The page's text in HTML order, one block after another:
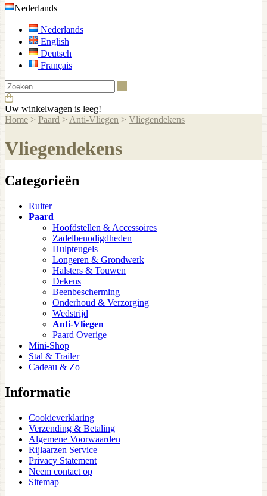
Nederlands
Nederlands
English
Deutsch
Français
Uw winkelwagen is leeg!
Home > Paard > Anti-Vliegen > Vliegendekens
Vliegendekens
Categorieën
Ruiter
Paard
Hoofdstellen & Accessoires
Zadelbenodigdheden
Hulpteugels
Longeren & Grondwerk
Halsters & Touwen
Dekens
Beenbescherming
Onderhoud & Verzorging
Wedstrijd
Anti-Vliegen
Paard Overige
Mini-Shop
Stal & Trailer
Cadeau & Zo
Informatie
Cookieverklaring
Verzending & Betaling
Algemene Voorwaarden
Rijlaarzen Service
Privacy Statement
Neem contact op
Sitemap